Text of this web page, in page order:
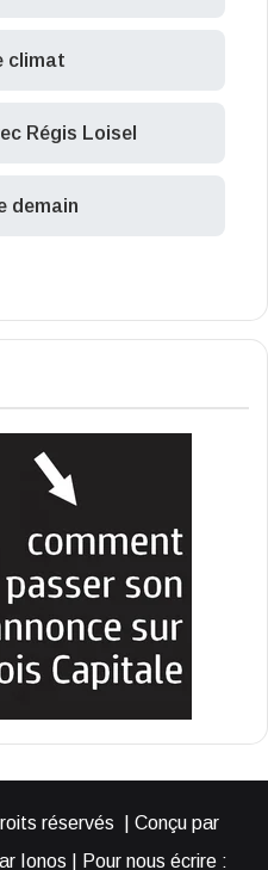
climat
Régis Loisel
demain
réservés | Conçu par
Ionos | Pour nous écrire :